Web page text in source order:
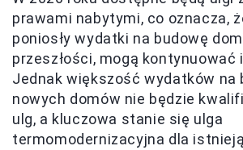
prawami nabytymi, co oznacza,
poniosły wydatki na budowę
przeszłości, mogą kontynuować
Jednak większość wydatków na
nowych domów nie będzie
ulg, a kluczowa stanie się ulga
termomodernizacyjna dla